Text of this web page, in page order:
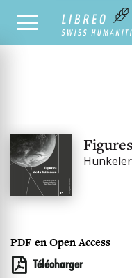
NOTRE CATALOGUE
PDF en Open Access
Télécharger